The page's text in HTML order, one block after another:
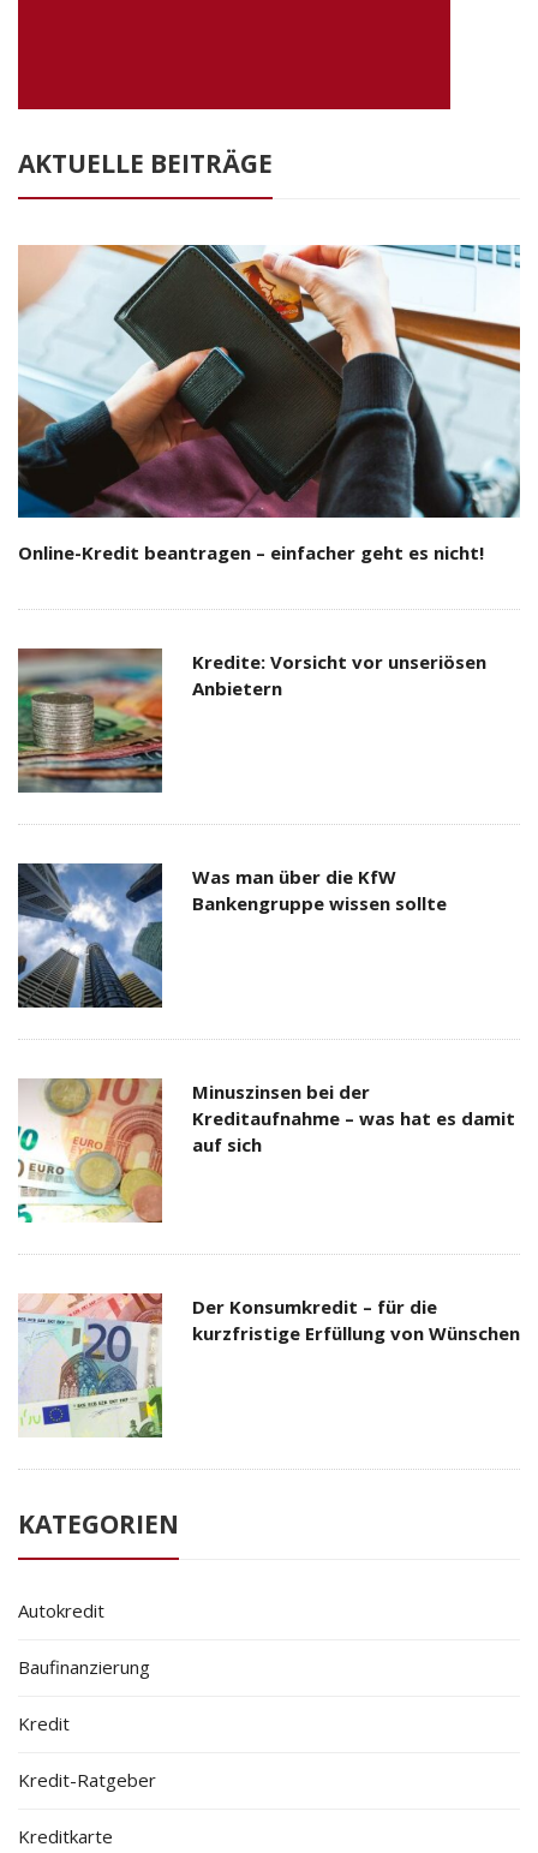
AKTUELLE BEITRÄGE
Online-Kredit beantragen – einfacher geht es nicht!
Kredite: Vorsicht vor unseriösen
Anbietern
Was man über die KfW
Bankengruppe wissen sollte
Minuszinsen bei der
Kreditaufnahme – was hat es damit
auf sich
Der Konsumkredit – für die
kurzfristige Erfüllung von Wünschen
KATEGORIEN
Autokredit
Baufinanzierung
Kredit
Kredit-Ratgeber
Kreditkarte